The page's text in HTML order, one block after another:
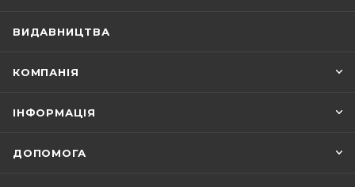
ВИДАВНИЦТВА
КОМПАНІЯ
ІНФОРМАЦІЯ
ДОПОМОГА